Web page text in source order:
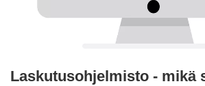
Laskutusohjelmisto - mikä